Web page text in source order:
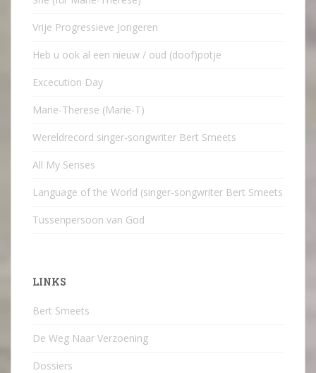
Vrije Progressieve Jongeren
Heb u ook al een nieuw / oud (doof)potje
Excecution Day
Marie-Therese (Marie-T)
Wereldrecord singer-songwriter Bert Smeets
All My Senses
Language of the World (singer-songwriter Bert Smeets
Tussenpersoon van God
LINKS
Bert Smeets
De Weg Naar Verzoening
Dossiers